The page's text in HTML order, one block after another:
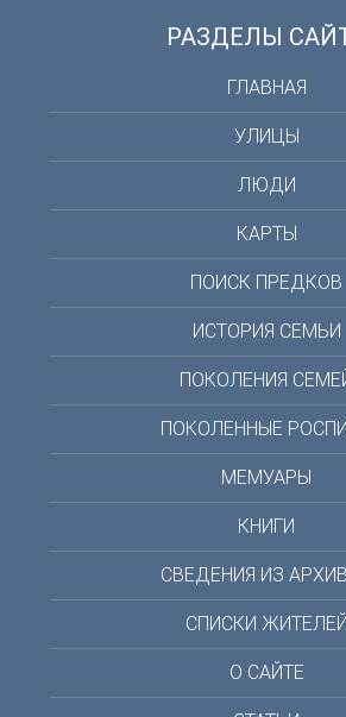
РАЗДЕЛЫ
ГЛАВНАЯ
УЛИЦЫ
ЛЮДИ
КАРТЫ
ПОИСК ПРЕДКОВ
ИСТОРИЯ СЕМЬИ
ПОКОЛЕНИЯ
ПОКОЛЕННЫЕ
МЕМУАРЫ
КНИГИ
СВЕДЕНИЯ ИЗ
СПИСКИ ЖИТЕЛЕЙ
О САЙТЕ